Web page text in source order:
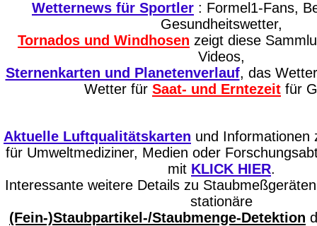
Wetternews für Sportler : Formel1-Fans,
Gesundheitswetter,
Tornados und Windhosen zeigt diese
Videos,
Sternenkarten und Planetenverlauf, das
Wetter für Saat- und Erntezeit für
Aktuelle Luftqualitätskarten und Informationen
für Umweltmediziner, Medien oder
mit KLICK HIER.
Interessante weitere Details zu
stationäre
(Fein-)Staubpartikel-/Staubmenge-Detektion